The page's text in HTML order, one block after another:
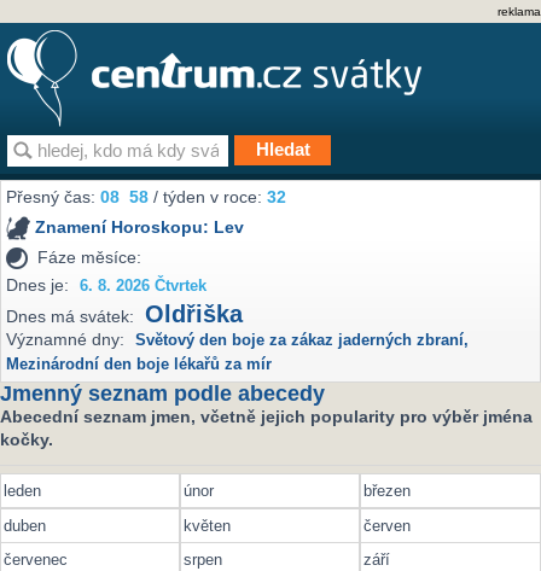
reklama
Přesný čas:08 58 / týden v roce:32
Znamení Horoskopu: Lev
Fáze měsíce:
Dnes je:
6. 8. 2026 Čtvrtek
Dnes má svátek: Oldřiška
Významné dny: Světový den boje za zákaz jaderných zbraní,
Mezinárodní den boje lékařů za mír
Jmenný seznam podle abecedy
Abecední seznam jmen, včetně jejich popularity pro výběr jména
kočky.
leden únor
březen
duben
květen
červen
červenec
srpen
září